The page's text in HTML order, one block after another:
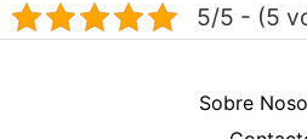
5/5 - (5
Sobre